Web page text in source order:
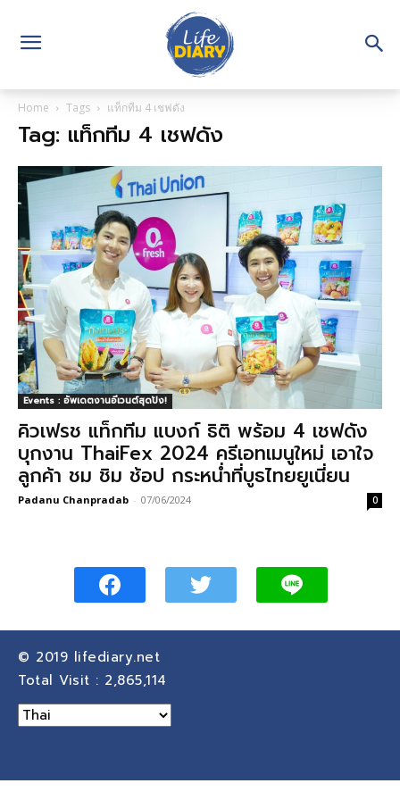
Home Tags แท็กทีม 4 เชฟดัง
Tag: แท็กทีม 4 เชฟดัง
Events : อัพเดตงานอีเวนต์สุดปัง!
คิวเฟรช แท็กทีม แบงก์ ธิติ พร้อม 4 เชฟดัง
บุกงาน ThaiFex 2024 ครีเอทเมนูใหม่ เอาใจ
ลูกค้า ชม ชิม ช้อป กระหน่ำที่บูธไทยยูเนี่ยน
Padanu Chanpradab - 07/06/2024 0
© 2019 lifediary.net
Total Visit : 2,865,114